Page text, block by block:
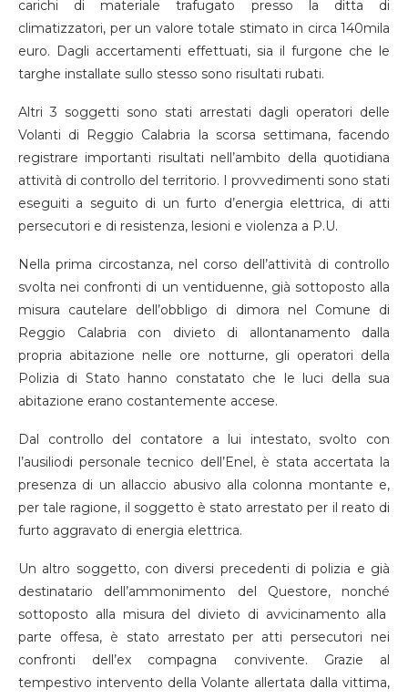
carichi di materiale trafugato presso la ditta di
climatizzatori, per un valore totale stimato in circa 140mila
euro. Dagli accertamenti effettuati, sia il furgone che le
targhe installate sullo stesso sono risultati rubati.
Altri 3 soggetti sono stati arrestati dagli operatori delle
Volanti di Reggio Calabria la scorsa settimana,facendo
registrare importanti risultati nell’ambito della quotidiana
attività di controllo del territorio. I provvedimenti sono stati
eseguiti a seguito di unfurto d’energia elettrica, di atti
persecutori e di resistenza, lesioni e violenza a P.U.
Nella prima circostanza, nel corso dell’attività di controllo
svolta nei confronti di un ventiduenne,già sottoposto alla
misura cautelare dell’obbligo di dimora nel Comune di
Reggio Calabria con divieto di allontanamento dalla
propria abitazione nelle ore notturne, gli operatori della
Polizia di Stato hanno constatato che le luci della sua
abitazione erano costantemente accese.
Dal controllo del contatore a lui intestato, svolto con
l’ausiliodi personale tecnico dell’Enel, è stata accertata la
presenza di un allaccio abusivo alla colonna montante e,
per tale ragione, il soggetto è stato arrestato per il reato di
furto aggravato di energia elettrica.
Un altro soggetto, con diversi precedenti di polizia e già
destinatario dell’ammonimento del Questore, nonché
sottoposto alla misura del divieto di avvicinamento alla
parte offesa, è stato arrestato per attipersecutori nei
confronti dell’ex compagna convivente.
Grazie al
tempestivo intervento della Volante allertata dalla vittima,